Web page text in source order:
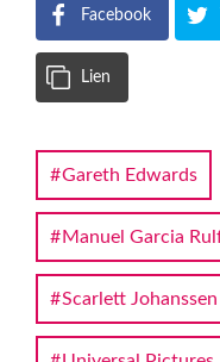
Facebook
Lien
Gareth Edwards
Manuel Garcia
Scarlett Johanssen